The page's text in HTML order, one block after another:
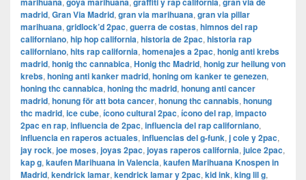
madrid, ​​Gran Via Madrid, gran via marihuana, gran via pillar
marihuana, gridlock’d 2pac, guerra de costas, himnos del rap
californiano, hip hop california, historia de 2pac, historia rap
californiano, hits rap california, homenajes a 2pac, honig anti krebs
madrid, honig thc cannabica, Honig thc Madrid, honig zur heilung von
krebs, honing anti kanker madrid, honing om kanker te genezen,
honing thc cannabica, honing thc madrid, honung anti cancer
madrid, honung för att bota cancer, honung thc cannabis, honung
thc madrid, ice cube, ícono cultural 2pac, ícono del rap, impacto
2pac en rap, influencia de 2pac, influencia del rap californiano,
influencia en raperos actuales, influencias del g-funk, j cole y 2pac,
jay rock, joe moses, joyas 2pac, joyas raperos california, juice 2pac,
kap g, kaufen Marihuana in Valencia, kaufen Marihuana Knospen in
Madrid, kendrick lamar, kendrick lamar y 2pac, kid ink, king lil g,